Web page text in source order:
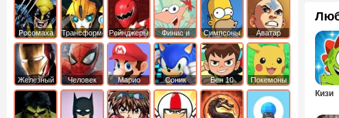
Кизи
Моря
Росомаха ТрансформерыРейнджеры
Самураи
Финис и
Ферб
Симпсоны
Аватар
легенда об
Аанге
Железный
человек
Человек
Паук
Марио Соник Бен 10 Покемоны